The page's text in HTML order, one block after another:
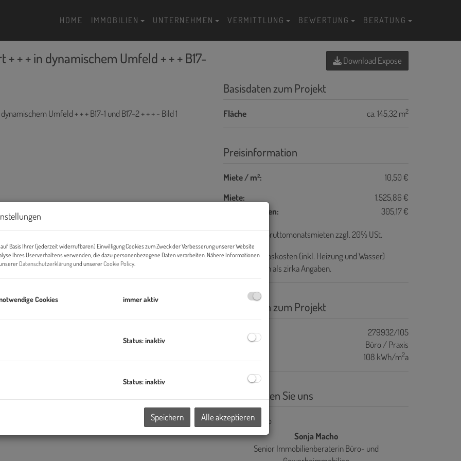
HOME IMMOBILIEN UNTERNEHMEN VERMITTLUNG BEWERTUNG BERATUNG
+ + in dynamischem Umfeld + + + B17-
Logistikcenter B17-2
befinden sich in einem der
Wien- dem
A2 (Ausfahrt Wiener Neudorf).
die Badner Bahn, über die nur 100m entfernte Haltestelle
Download Expose
Basisdaten zum Projekt
Fläche ca. 145,32 m2
Preisinformation
Miete / m²:
10,50 €
Miete:
1.525,86 €
Betriebskosten:
305,17 €
Provision:3 Bruttomonatsmieten zzgl. 20% USt.
Die ab-Betriebskosten (inkl. Heizung und Wasser)
verstehen sich als zirka Angaben.
Basisdaten zum Projekt
Projektnr.
279932/105
Objektart
Büro / Praxis
108 kWh/m2a
Kontaktieren Sie uns
Sonja Macho
Senior Immobilienberaterin Büro- und
Basis Ihrer (jederzeit widerrufbaren) Einwilligung Cookies zum Zweck der Verbesserung unserer Website
Ihres Userverhaltens verwenden, die dazu personenbezogene Daten verarbeiten. Nähere Informationen
Datenschutzerklärungund unsererCookie Policy
Cookies immer aktiv
Status: inaktiv
Status: inaktiv
Speichern Alle akzeptieren